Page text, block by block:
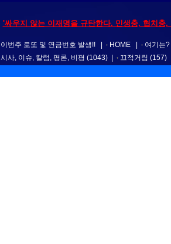
'싸우지 않는 이재명을 규탄한다. 민생충, 협치충
이번주 로또 및 연금번호 발생!! HOME 여기는?
시사, 이슈, 칼럼, 평론, 비평 (1043) 끄적거림 (157)